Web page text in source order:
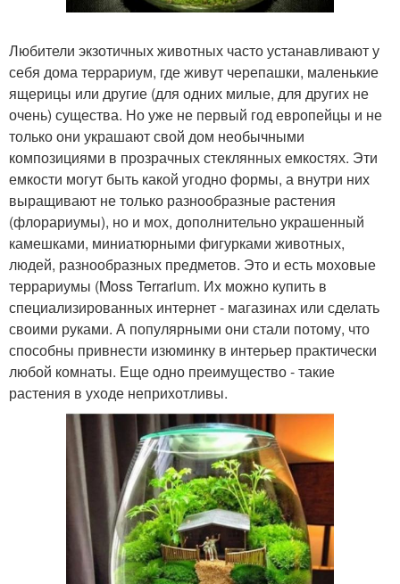
Любители экзотичных животных часто устанавливают у
себя дома террариум, где живут черепашки, маленькие
ящерицы или другие (для одних милые, для других не
очень) существа. Но уже не первый год европейцы и не
только они украшают свой дом необычными
композициями в прозрачных стеклянных емкостях. Эти
емкости могут быть какой угодно формы, а внутри них
выращивают не только разнообразные растения
(флорариумы), но и мох, дополнительно украшенный
камешками, миниатюрными фигурками животных,
людей, разнообразных предметов. Это и есть моховые
террариумы (Moss Terrarium. Их можно купить в
специализированных интернет - магазинах или сделать
своими руками. А популярными они стали потому, что
способны привнести изюминку в интерьер практически
любой комнаты. Еще одно преимущество - такие
растения в уходе неприхотливы.